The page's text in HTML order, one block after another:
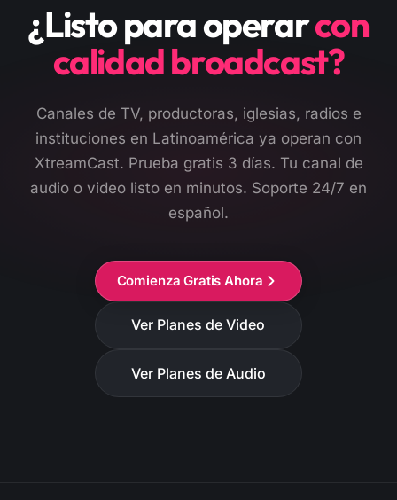
¿Listo para operarcon
calidad broadcast?
Canales de TV, productoras, iglesias, radios e
instituciones en Latinoamérica ya operan con
XtreamCast. Prueba gratis 3 días. Tu canal de
audio o video listo en minutos. Soporte 24/7 en
español.
Comienza Gratis Ahora
Ver Planes de Video
Ver Planes de Audio